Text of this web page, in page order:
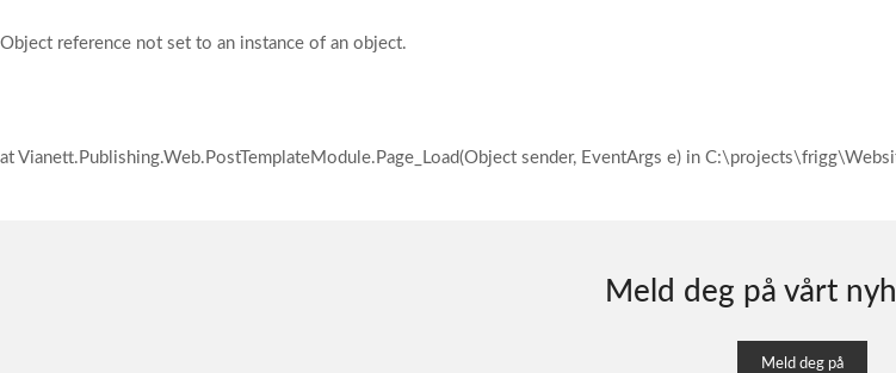
Object reference not set to an instance of an object.
at Vianett.Publishing.Web.PostTemplateModule.Page_Load(Object sender, EventArgs e) in
Meld deg på vårt
Meld deg på